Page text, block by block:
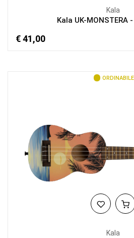
Kala
Kala UK-MONSTERA
€ 41,00
ORDINABILE
Kala